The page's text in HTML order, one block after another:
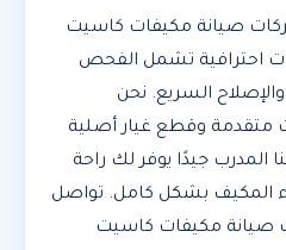
صيانة مكيفات كاسيت
احترافية تشمل الفحص
السريع. نحن
متقدمة وقطع غيار أصلية
المدرب جيدًا يوفر لك راحة
المكيف بشكل كامل. تواصل
صيانة مكيفات كاسيت